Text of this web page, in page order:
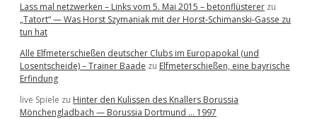
Lass mal netzwerken – Links vom 5. Mai 2015 – betonflüsterer zu
„Tatort“ — Was Horst Szymaniak mit der Horst-Schimanski-Gasse zu
tun hat
Alle Elfmeterschießen deutscher Clubs im Europapokal (und
Losentscheide) – Trainer Baade zu Elfmeterschießen, eine bayrische
Erfindung
live Spiele zu Hinter den Kulissen des Knallers Borussia
Mönchengladbach — Borussia Dortmund … 1997